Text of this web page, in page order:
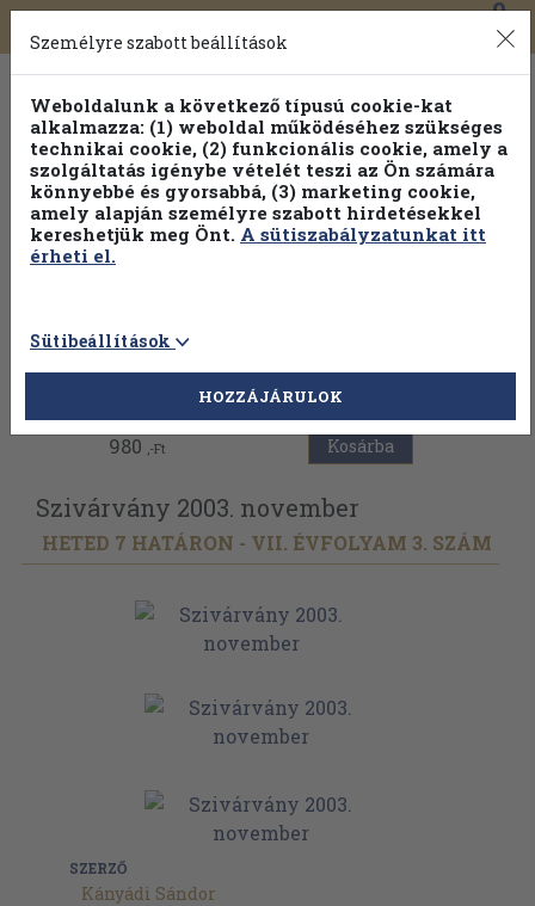
Toggle
navigation
0
Vissza az előző oldalra
980 ,-Ft Kosárba
Szivárvány 2003. november
HETED 7 HATÁRON - VII. ÉVFOLYAM 3. SZÁM
SZERZŐ
Kányádi Sándor
Személyre szabott beállítások
Weboldalunk a következő típusú cookie-kat
alkalmazza: (1) weboldal működéséhez szükséges
technikai cookie, (2) funkcionális cookie, amely a
szolgáltatás igénybe vételét teszi az Ön számára
könnyebbé és gyorsabbá, (3) marketing cookie,
amely alapján személyre szabott hirdetésekkel
kereshetjük meg Önt. A sütiszabályzatunkat itt
érheti el.
Sütibeállítások
HOZZÁJÁRULOK